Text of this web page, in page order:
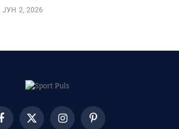
ЈУН 2, 2026
FacebookX
InstagramPinterest